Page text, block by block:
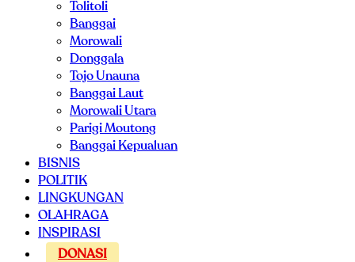
Tolitoli
Banggai
Morowali
Donggala
Tojo Unauna
Banggai Laut
Morowali Utara
Parigi Moutong
Banggai Kepualuan
BISNIS
POLITIK
LINGKUNGAN
OLAHRAGA
INSPIRASI
DONASI